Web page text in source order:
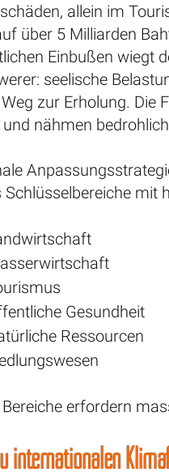
allein im
über 5 Milliarden
Einbußen wiegt
seelische
zur Erholung. Die
und nähmen
mit
Gesundheit
Ressourcen
Bereiche erfordern
internationalen